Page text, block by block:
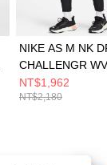
NIKE AS M NK
CHALLENGR
PANT 男 長褲
FQ4781010
NT$1,962
NT$2,180